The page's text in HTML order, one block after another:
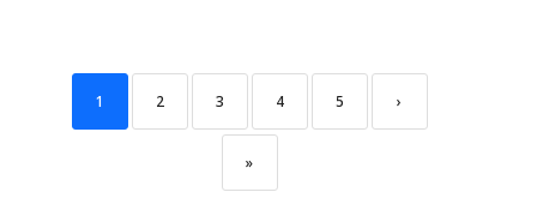
1 2 3 4 5 ›
»